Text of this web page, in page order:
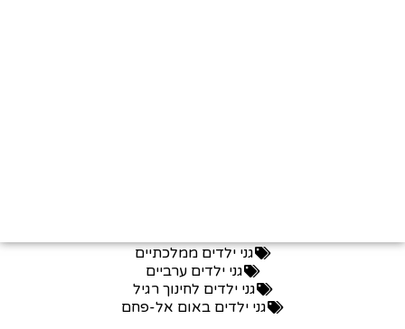
גני ילדים ממלכתיים
גני ילדים ערביים
גני ילדים לחינוך רגיל
גני ילדים באום אל-פחם